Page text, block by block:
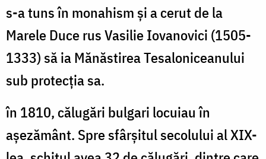
s-a tuns în monahism şi a cerut de la
Marele Duce rus Vasilie Iovanovici (1505-
1333) să ia Mănăstirea Tesaloniceanului
sub protecţia sa.
în 1810, călugări bulgari locuiau în
aşezământ. Spre sfârșitul secolului al XIX-